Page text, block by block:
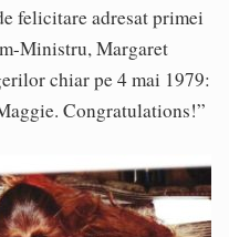
felicitare adresat primei
Ministru, Margaret
chiar pe 4 mai 1979:
Congratulations!”